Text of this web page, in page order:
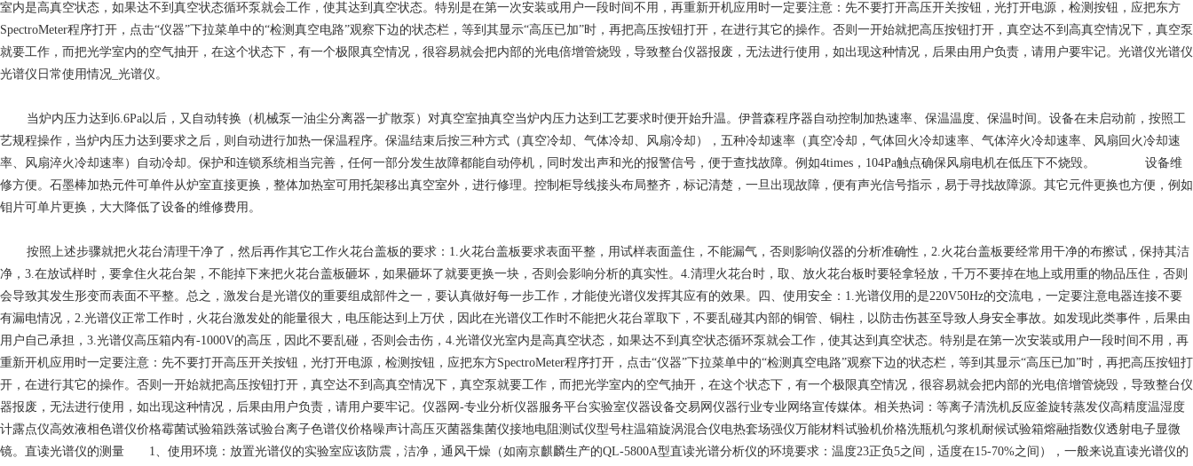
室内是高真空状态，如果达不到真空状态循环泵就会工作，使其达到真空状态。特别是在第一次安装或用户一段时间不用，再重新开机应用时一定要注意：先不要打开高压开关按钮，光打开电源，检测按钮，应把东方
SpectroMeter程序打开，点击“仪器”下拉菜单中的“检测真空电路”观察下边的状态栏，等到其显示“高压已加”时，再把高压按钮打开，在进行其它的操作。否则一开始就把高压按钮打开，真空达不到高真空情况下，真空泵
就要工作，而把光学室内的空气抽开，在这个状态下，有一个极限真空情况，很容易就会把内部的光电倍增管烧毁，导致整台仪器报废，无法进行使用，如出现这种情况，后果由用户负责，请用户要牢记。光谱仪光谱仪
光谱仪日常使用情况_光谱仪。
当炉内压力达到6.6Pa以后，又自动转换（机械泵一油尘分离器一扩散泵）对真空室抽真空当炉内压力达到工艺要求时便开始升温。伊普森程序器自动控制加热速率、保温温度、保温时间。设备在未启动前，按照工
艺规程操作，当炉内压力达到要求之后，则自动进行加热一保温程序。保温结束后按三种方式（真空冷却、气体冷却、风扇冷却），五种冷却速率（真空冷却，气体回火冷却速率、气体淬火冷却速率、风扇回火冷却速
率、风扇淬火冷却速率）自动冷却。保护和连锁系统相当完善，任何一部分发生故障都能自动停机，同时发出声和光的报警信号，便于查找故障。例如4times，104Pa触点确保风扇电机在低压下不烧毁。 设备维
修方便。石墨棒加热元件可单件从炉室直接更换，整体加热室可用托架移出真空室外，进行修理。控制柜导线接头布局整齐，标记清楚，一旦出现故障，便有声光信号指示，易于寻找故障源。其它元件更换也方便，例如
钼片可单片更换，大大降低了设备的维修费用。
按照上述步骤就把火花台清理干净了，然后再作其它工作火花台盖板的要求：1.火花台盖板要求表面平整，用试样表面盖住，不能漏气，否则影响仪器的分析准确性，2.火花台盖板要经常用干净的布擦试，保持其洁
净，3.在放试样时，要拿住火花台架，不能掉下来把火花台盖板砸坏，如果砸坏了就要更换一块，否则会影响分析的真实性。4.清理火花台时，取、放火花台板时要轻拿轻放，千万不要掉在地上或用重的物品压住，否则
会导致其发生形变而表面不平整。总之，激发台是光谱仪的重要组成部件之一，要认真做好每一步工作，才能使光谱仪发挥其应有的效果。四、使用安全：1.光谱仪用的是220V50Hz的交流电，一定要注意电器连接不要
有漏电情况，2.光谱仪正常工作时，火花台激发处的能量很大，电压能达到上万伏，因此在光谱仪工作时不能把火花台罩取下，不要乱碰其内部的铜管、铜柱，以防击伤甚至导致人身安全事故。如发现此类事件，后果由
用户自己承担，3.光谱仪高压箱内有-1000V的高压，因此不要乱碰，否则会击伤，4.光谱仪光室内是高真空状态，如果达不到真空状态循环泵就会工作，使其达到真空状态。特别是在第一次安装或用户一段时间不用，再
重新开机应用时一定要注意：先不要打开高压开关按钮，光打开电源，检测按钮，应把东方SpectroMeter程序打开，点击“仪器”下拉菜单中的“检测真空电路”观察下边的状态栏，等到其显示“高压已加”时，再把高压按钮打
开，在进行其它的操作。否则一开始就把高压按钮打开，真空达不到高真空情况下，真空泵就要工作，而把光学室内的空气抽开，在这个状态下，有一个极限真空情况，很容易就会把内部的光电倍增管烧毁，导致整台仪
器报废，无法进行使用，如出现这种情况，后果由用户负责，请用户要牢记。仪器网-专业分析仪器服务平台实验室仪器设备交易网仪器行业专业网络宣传媒体。相关热词：等离子清洗机反应釜旋转蒸发仪高精度温湿度
计露点仪高效液相色谱仪价格霉菌试验箱跌落试验台离子色谱仪价格噪声计高压灭菌器集菌仪接地电阻测试仪型号柱温箱旋涡混合仪电热套场强仪万能材料试验机价格洗瓶机匀浆机耐候试验箱熔融指数仪透射电子显微
镜。直读光谱仪的测量 1、使用环境：放置光谱仪的实验室应该防震，洁净，通风干燥（如南京麒麟生产的QL-5800A型直读光谱分析仪的环境要求：温度23正负5之间，适度在15-70%之间），一般来说直读光谱仪的